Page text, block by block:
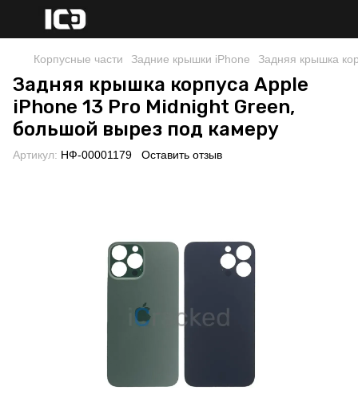
Корпусные части Задние крышки iPhone Задняя крышка
Задняя крышка корпуса Apple
iPhone 13 Pro Midnight Green,
большой вырез под камеру
Артикул: НФ-00001179 Оставить отзыв